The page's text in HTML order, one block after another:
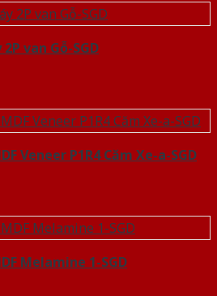
van Gỗ-SGD
Veneer P1R4 Căm Xe-a-SGD
Melamine 1-SGD